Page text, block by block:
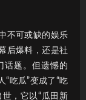
不可或缺的娱乐
后爆料，还是社
话题。但遗憾的
“吃瓜”变成了“吃
，它以“瓜田新